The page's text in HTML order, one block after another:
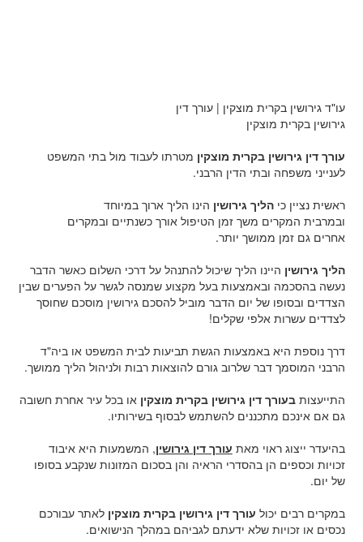
עו"ד גירושין בקרית מוצקין | עורך דין
גירושין בקרית מוצקין
עורך דין גירושין בקרית מוצקין מטרתו לעבוד מול בתי המשפט
לענייני משפחה ובתי הדין הרבני.
ראשית נציין כיהליך גירושין הינו הליך ארוך במיוחד
ובמרבית המקרים משך זמן הטיפול אורך כשנתיים ובמקרים
אחרים גם זמן ממושך יותר.
הליך גירושין היינו הליך שיכול להתנהל על דרכי השלום כאשר הדבר
נעשה בהסכמה ובאמצעות בעל מקצוע שמנסה לגשר על הפערים שבין
הצדדים ובסופו של יום הדבר מוביל להסכם גירושין מוסכם שחוסך
לצדדים עשרות אלפי שקלים!
דרך נוספת היא באמצעות הגשת תביעות לבית המשפט או ביה"ד
הרבני המוסמך דבר שלרוב גורם להוצאות רבות ולניהול הליך ממושך.
התייעצותבעורך דין גירושין בקרית מוצקין או בכל עיר אחרת חשובה
גם אם אינכם מתכננים להשתמש לבסוף בשירותיו.
בהיעדר ייצוג ראוי מאת עורך דין גירושין, המשמעות היא איבוד
זכויות וכספים הן בהסדרי הראיה והן בסכום המזונות שנקבע בסופו
של יום.
במקרים רבים יכול עורך דין גירושין בקרית מוצקין לאתר עבורכם
נכסים או זכויות שלא ידעתם לגביהם במהלך הנישואים.